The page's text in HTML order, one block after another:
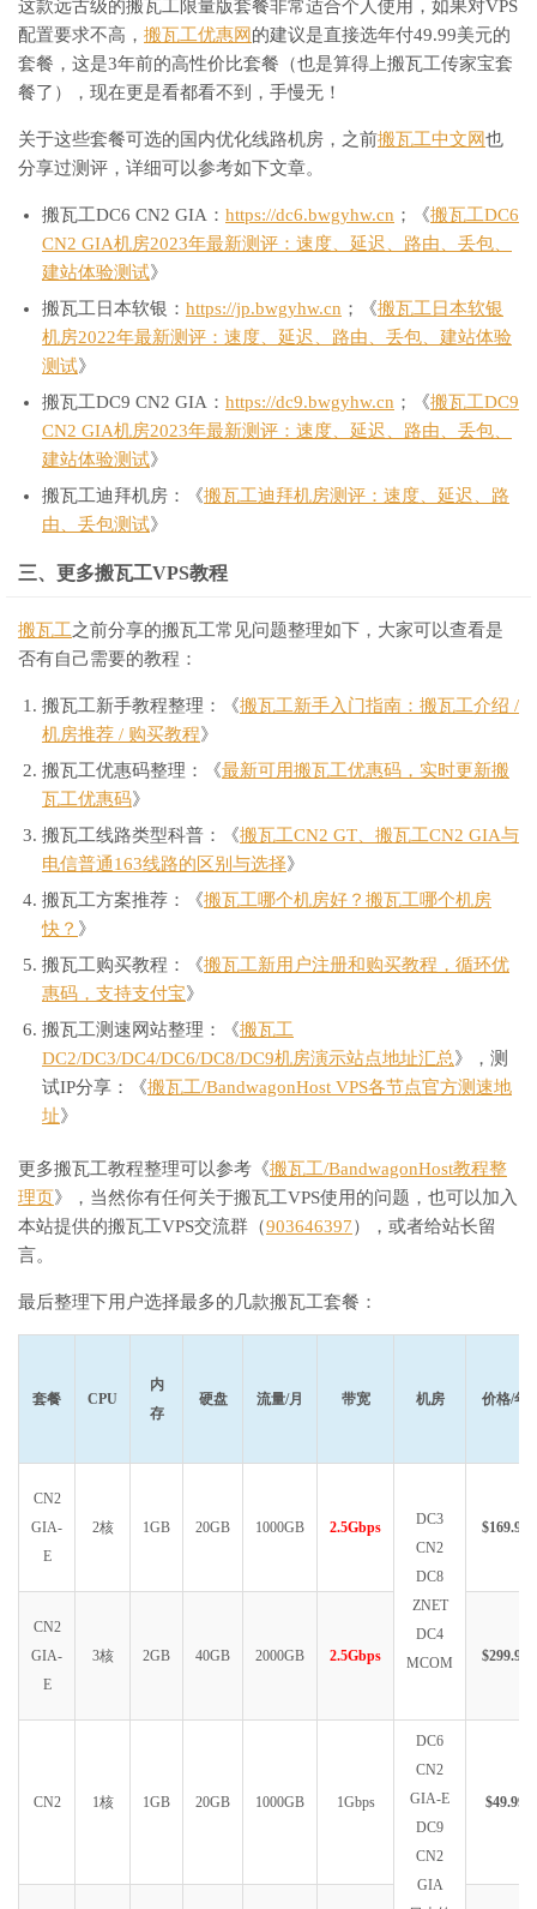
这款远古级的搬瓦工限量版套餐非常适合个人使用，如果对VPS
配置要求不高， 搬瓦工优惠网 的建议是直接选年付49.99美元的
套餐，这是3年前的高性价比套餐（也是算得上搬瓦工传家宝套
餐了），现在更是看都看不到，手慢无！
关于这些套餐可选的国内优化线路机房，之前搬瓦工中文网也
分享过测评，详细可以参考如下文章。
搬瓦工DC6 CN2 GIA： https://dc6.bwgyhw.cn ；《搬瓦工DC6
CN2 GIA机房2023年最新测评：速度、延迟、路由、丢包、
建站体验测试》
搬瓦工日本软银： https://jp.bwgyhw.cn ；《搬瓦工日本软银
机房2022年最新测评：速度、延迟、路由、丢包、建站体验
测试》
搬瓦工DC9 CN2 GIA： https://dc9.bwgyhw.cn ；《搬瓦工DC9
CN2 GIA机房2023年最新测评：速度、延迟、路由、丢包、
建站体验测试》
搬瓦工迪拜机房：《搬瓦工迪拜机房测评：速度、延迟、路
由、丢包测试》
三、更多搬瓦工VPS教程
搬瓦工之前分享的搬瓦工常见问题整理如下，大家可以查看是
否有自己需要的教程：
搬瓦工新手教程整理：《搬瓦工新手入门指南：搬瓦工介绍 /
机房推荐 / 购买教程》
搬瓦工优惠码整理：《最新可用搬瓦工优惠码，实时更新搬
瓦工优惠码》
搬瓦工线路类型科普：《搬瓦工CN2 GT、搬瓦工CN2 GIA与
电信普通163线路的区别与选择》
搬瓦工方案推荐：《搬瓦工哪个机房好？搬瓦工哪个机房
快？ 》
搬瓦工购买教程：《搬瓦工新用户注册和购买教程，循环优
惠码，支持支付宝》
搬瓦工测速网站整理：《搬瓦工
DC2/DC3/DC4/DC6/DC8/DC9机房演示站点地址汇总》，测
试IP分享：《搬瓦工/BandwagonHost VPS各节点官方测速地
址》
更多搬瓦工教程整理可以参考《搬瓦工/BandwagonHost教程整
理页》，当然你有任何关于搬瓦工VPS使用的问题，也可以加入
本站提供的搬瓦工VPS交流群（903646397），或者给站长留
言。
最后整理下用户选择最多的几款搬瓦工套餐：
套餐 CPU
内
存
硬盘 流量/月 带宽 机房 价格/年
CN2
GIA-
E
2核 1GB 20GB 1000GB 2.5Gbps
DC3
CN2
DC8
ZNET
DC4
MCOM
$169.99
CN2
GIA-
E
3核 2GB 40GB 2000GB 2.5Gbps $299.99
CN2 1核 1GB 20GB 1000GB 1Gbps
DC6
CN2
GIA-E
DC9
CN2
GIA
$49.99